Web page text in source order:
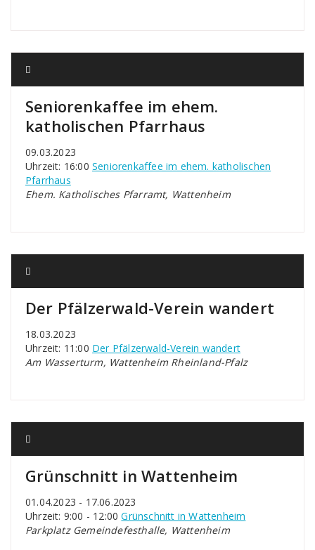
Seniorenkaffee im ehem.
katholischen Pfarrhaus
09.03.2023
Uhrzeit: 16:00 Seniorenkaffee im ehem. katholischen
Pfarrhaus
Ehem. Katholisches Pfarramt, Wattenheim
Der Pfälzerwald-Verein wandert
18.03.2023
Uhrzeit: 11:00 Der Pfälzerwald-Verein wandert
Am Wasserturm, Wattenheim Rheinland-Pfalz
Grünschnitt in Wattenheim
01.04.2023 - 17.06.2023
Uhrzeit: 9:00 - 12:00Grünschnitt in Wattenheim
Parkplatz Gemeindefesthalle, Wattenheim